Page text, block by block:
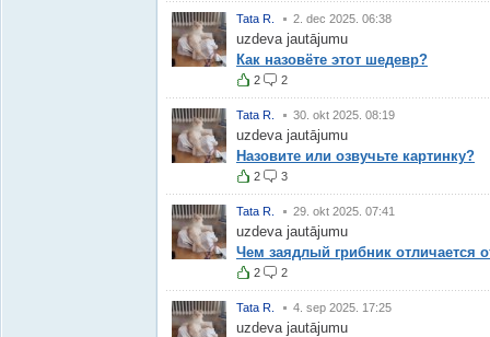
Tata R. 2. dec 2025. 06:38
uzdeva jautājumu
Как назовёте этот шедевр?
2 2
Tata R. 30. okt 2025. 08:19
uzdeva jautājumu
Назовите или озвучьте картинку?
2 3
Tata R. 29. okt 2025. 07:41
uzdeva jautājumu
Чем заядлый грибник отличается
2 2
Tata R. 4. sep 2025. 17:25
uzdeva jautājumu